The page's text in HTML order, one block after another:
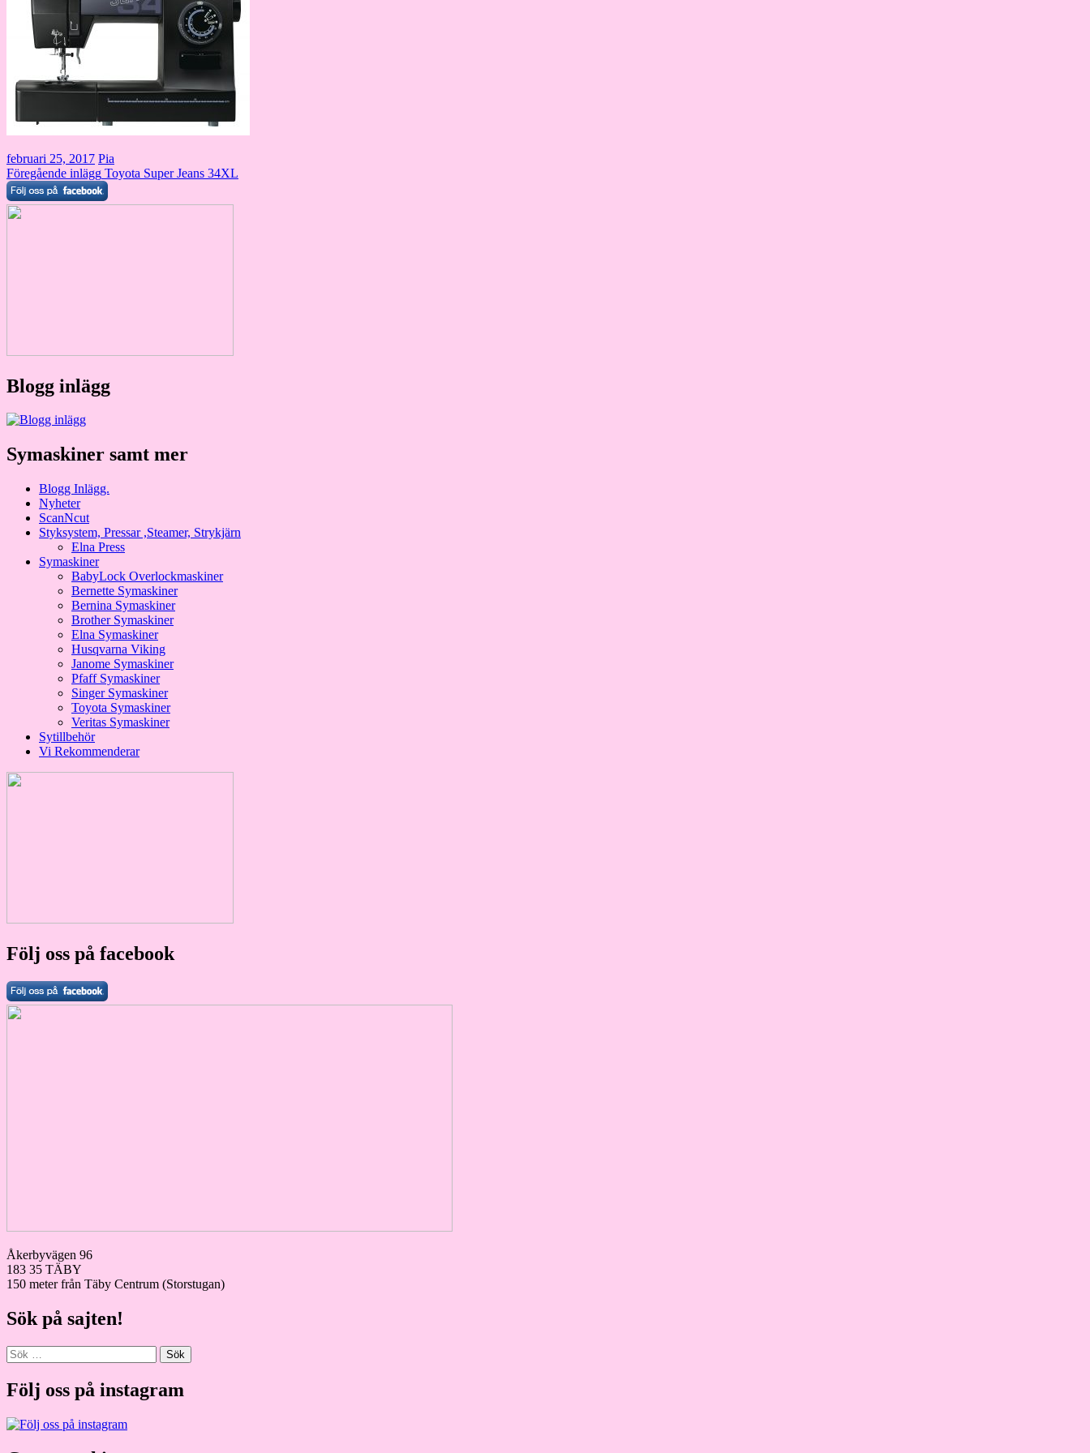
februari 25, 2017 Pia
Inläggsnavigering
Föregående inlägg Toyota Super Jeans 34XL
Blogg inlägg
Symaskiner samt mer
Blogg Inlägg.
Nyheter
ScanNcut
Styksystem, Pressar ,Steamer, Strykjärn
Elna Press
Symaskiner
BabyLock Overlockmaskiner
Bernette Symaskiner
Bernina Symaskiner
Brother Symaskiner
Elna Symaskiner
Husqvarna Viking
Janome Symaskiner
Pfaff Symaskiner
Singer Symaskiner
Toyota Symaskiner
Veritas Symaskiner
Sytillbehör
Vi Rekommenderar
Följ oss på facebook
Åkerbyvägen 96
183 35 TÄBY
150 meter från Täby Centrum (Storstugan)
Sök på sajten!
Sök
efter:
Följ oss på instagram